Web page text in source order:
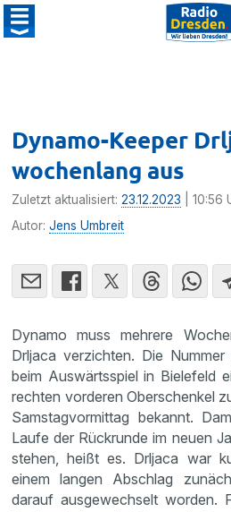
Dynamo-Keeper
wochenlang aus
Zuletzt aktualisiert:23.12.2023 | 10:56
Autor:Jens Umbreit
Dynamo muss mehrere
Drljaca verzichten. Die
beim Auswärtsspiel in Bielefeld
rechten vorderen Oberschenkel
Samstagvormittag bekannt.
Laufe der Rückrunde im neuen
stehen, heißt es. Drljaca war
einem langen Abschlag
darauf ausgewechselt worden.